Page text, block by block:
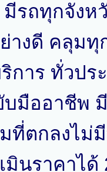
รถทุกจังห
างดี คลุมทุ
การ ทั่วปร
มืออาชีพ
ที่ตกลงไม่
มินราคาไ